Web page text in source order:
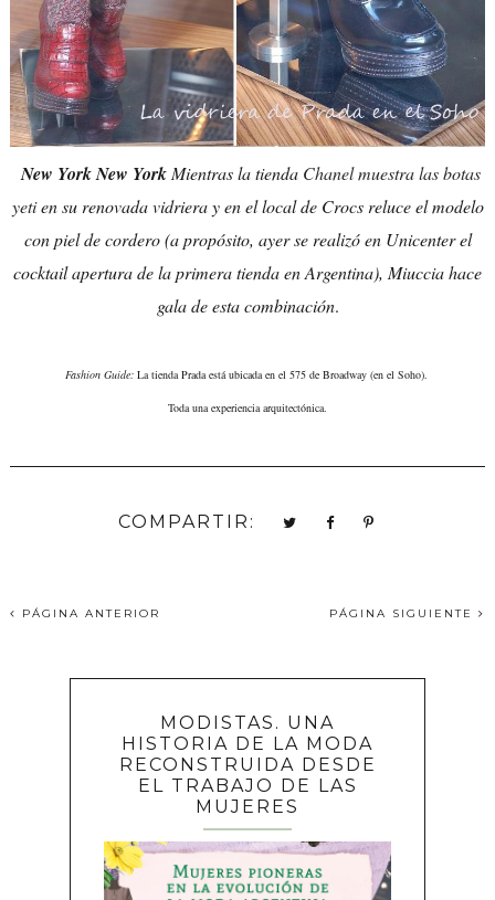
New York New YorkMientras la tienda Chanel muestra las botas
yetien su renovada vidriera y en el local de Crocs reluce el modelo
con piel de cordero (a propósito, ayer se realizó en Unicenter el
cocktail apertura de la primera tienda en Argentina), Miuccia hace
gala de esta combinación.
Fashion Guide:La tienda Prada está ubicada en el 575 de Broadway (en el Soho).
Toda una experiencia arquitectónica.
COMPARTIR:
PÁGINA ANTERIOR PÁGINA SIGUIENTE
MODISTAS. UNA
HISTORIA DE LA MODA
RECONSTRUIDA DESDE
EL TRABAJO DE LAS
MUJERES